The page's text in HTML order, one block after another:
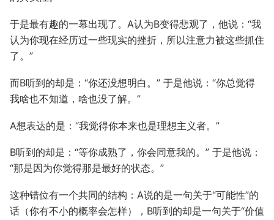
于是最有趣的一幕出现了。A认为B变得悲观了，他说：“我
认为你现在经历过一些现实的挫折，所以注意力被这些抓住
了。”
而B听到的却是：“你还没想明白。” 于是他说：“你总觉得
我啥也不知道，啥也没了解。”
A想表达的是：“我觉得你本来也是理想主义者。”
B听到的却是：“等你成熟了，你会同意我的。” 于是他说：
“那是因为你觉得那是最好的状态。”
这种错位有一个共同的结构：A说的是一句关于“可能性”的
话（你有不小的概率会怎样），B听到的却是一句关于“价值